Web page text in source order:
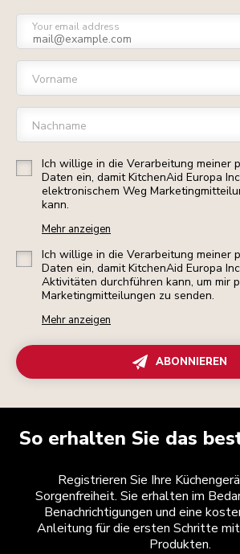
Your email address
Vorname
Nachname
Ich willige in die Verarbeitung meiner
Daten ein, damit KitchenAid Europa
elektronischem Weg
kann.
Mehr anzeigen
Ich willige in die Verarbeitung meiner
Daten ein, damit KitchenAid Europa
Aktivitäten durchführen kann, um mir
Marketingmitteilungen zu senden.
Mehr anzeigen
ABONNIEREN
So erhalten Sie das
Registrieren Sie Ihre
Sorgenfreiheit. Sie erhalten im
Benachrichtigungen und eine
Anleitung für die ersten Schritte
Produkten.